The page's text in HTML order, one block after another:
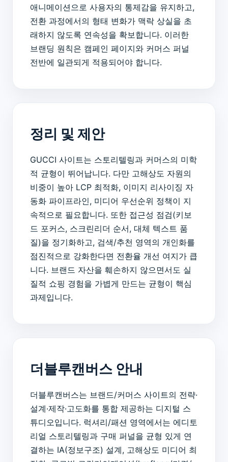
애니메이션으로 사용자의 통제감을 유지하고,
전환 과정에서의 형태 변화가 맥락 상실을 초
래하지 않도록 연속성을 확보합니다. 이러한
브랜딩 원칙은 캠페인 페이지와 커머스 퍼널
전반에 일관되게 적용되어야 합니다.
정리 및 제안
GUCCI 사이트는 스토리텔링과 커머스의 미학
적 균형이 뛰어납니다. 다만 고해상도 자원의
비중이 높아 LCP 최적화, 이미지 리사이징 자
동화 파이프라인, 미디어 우선순위 정책이 지
속적으로 필요합니다. 또한 접근성 점검(키보
드 포커스, 스크린리더 순서, 대체 텍스트 품
질)을 정기화하고, 검색/추천 영역의 개인화를
점진적으로 강화한다면 전환율 개선 여지가 큽
니다. 브랜드 자산을 훼손하지 않으면서도 실
질적 쇼핑 경험을 가볍게 만드는 균형이 핵심
과제입니다.
더블루캔버스 안내
더블루캔버스는 브랜드/커머스 사이트의 전략·
설계·제작·고도화를 통합 제공하는 디지털 스
튜디오입니다. 럭셔리/패션 영역에서는 에디토
리얼 스토리텔링과 구매 퍼널을 균형 있게 연
결하는 IA(정보구조) 설계, 고해상도 미디어 최